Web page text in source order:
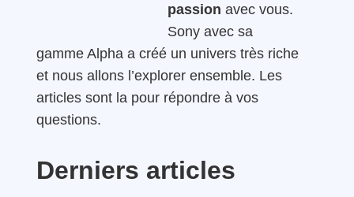
passion avec vous.
Sony avec sa
gamme Alpha a créé un univers très riche
et nous allons l’explorer ensemble. Les
articles sont la pour répondre à vos
questions.
Derniers articles